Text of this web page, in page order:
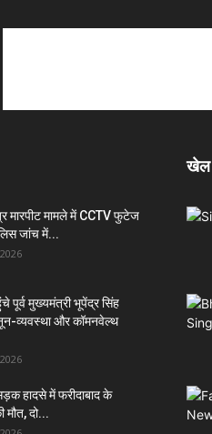
मारपीट मामले में CCTV फुटेज
जांच में...
पूर्व मुख्यमंत्री भूपेंद्र सिंह
व्यवस्था और कॉमनवेल्थ
सड़क हादसे में फरीदाबाद के
मौत, दो...
खेल